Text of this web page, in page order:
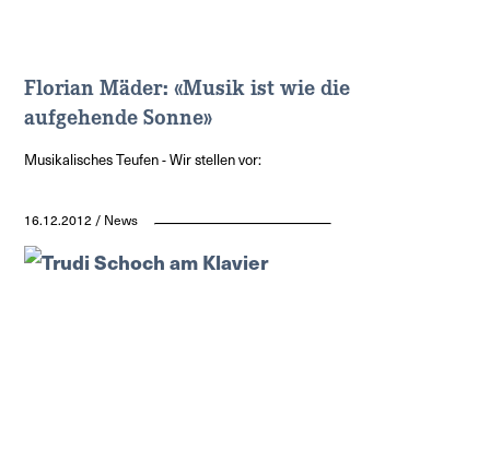
Florian Mäder: «Musik ist wie die
aufgehende Sonne»
Musikalisches Teufen - Wir stellen vor:
16.12.2012 / News